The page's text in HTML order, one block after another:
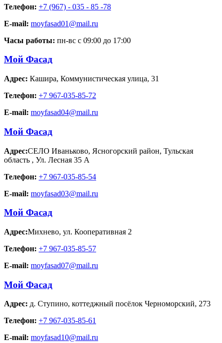
Телефон: +7 (967) - 035 - 85 -78
E-mail: moyfasad01@mail.ru
Часы работы: пн-вс с 09:00 до 17:00
Мой Фасад
Адрес: Кашира, Коммунистическая улица, 31
Телефон: +7 967-035-85-72
E-mail: moyfasad04@mail.ru
Мой Фасад
Адрес:СЕЛО Иваньково, Ясногорский район, Тульская
область , Ул. Лесная 35 А
Телефон: +7 967-035-85-54
E-mail: moyfasad03@mail.ru
Мой Фасад
Адрес:Михнево, ул. Кооперативная 2
Телефон: +7 967-035-85-57
E-mail: moyfasad07@mail.ru
Мой Фасад
Адрес: д. Ступино, коттеджный посёлок Черноморский, 273
Телефон: +7 967-035-85-61
E-mail: moyfasad10@mail.ru